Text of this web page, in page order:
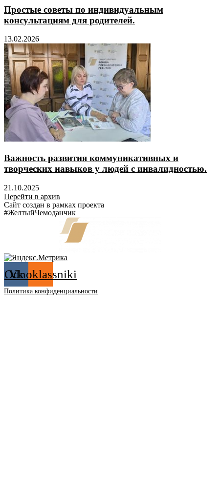
Простые советы по индивидуальным
консультациям для родителей.
13.02.2026
Важность развития коммуникативных и
творческих навыков у людей с инвалидностью.
21.10.2025
Перейти в архив
Сайт создан в рамках проекта
#ЖелтыйЧемоданчик
Vk
Odnoklassniki
Политика конфиденциальности